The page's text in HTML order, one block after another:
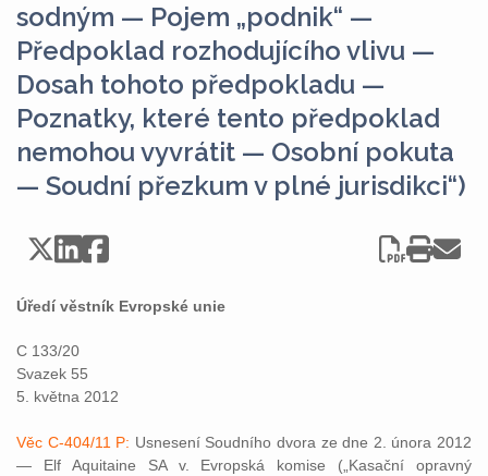
sodným — Pojem „podnik“ —
Předpoklad rozhodujícího vlivu —
Dosah tohoto předpokladu —
Poznatky, které tento předpoklad
nemohou vyvrátit — Osobní pokuta
— Soudní přezkum v plné jurisdikci“)
Úředí věstník Evropské unie
C 133/20
Svazek 55
5. května 2012
Věc C-404/11 P: Usnesení Soudního dvora ze dne 2. února 2012
— Elf Aquitaine SA v. Evropská komise („Kasační opravný